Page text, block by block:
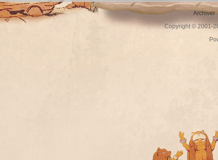
Archiver
Copyright © 2001-